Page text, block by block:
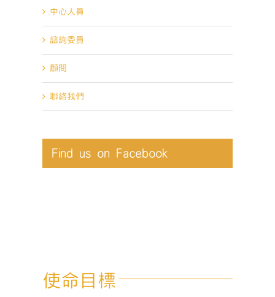
使命目標
中心人員
諮詢委員
顧問
聯絡我們
Find us on Facebook